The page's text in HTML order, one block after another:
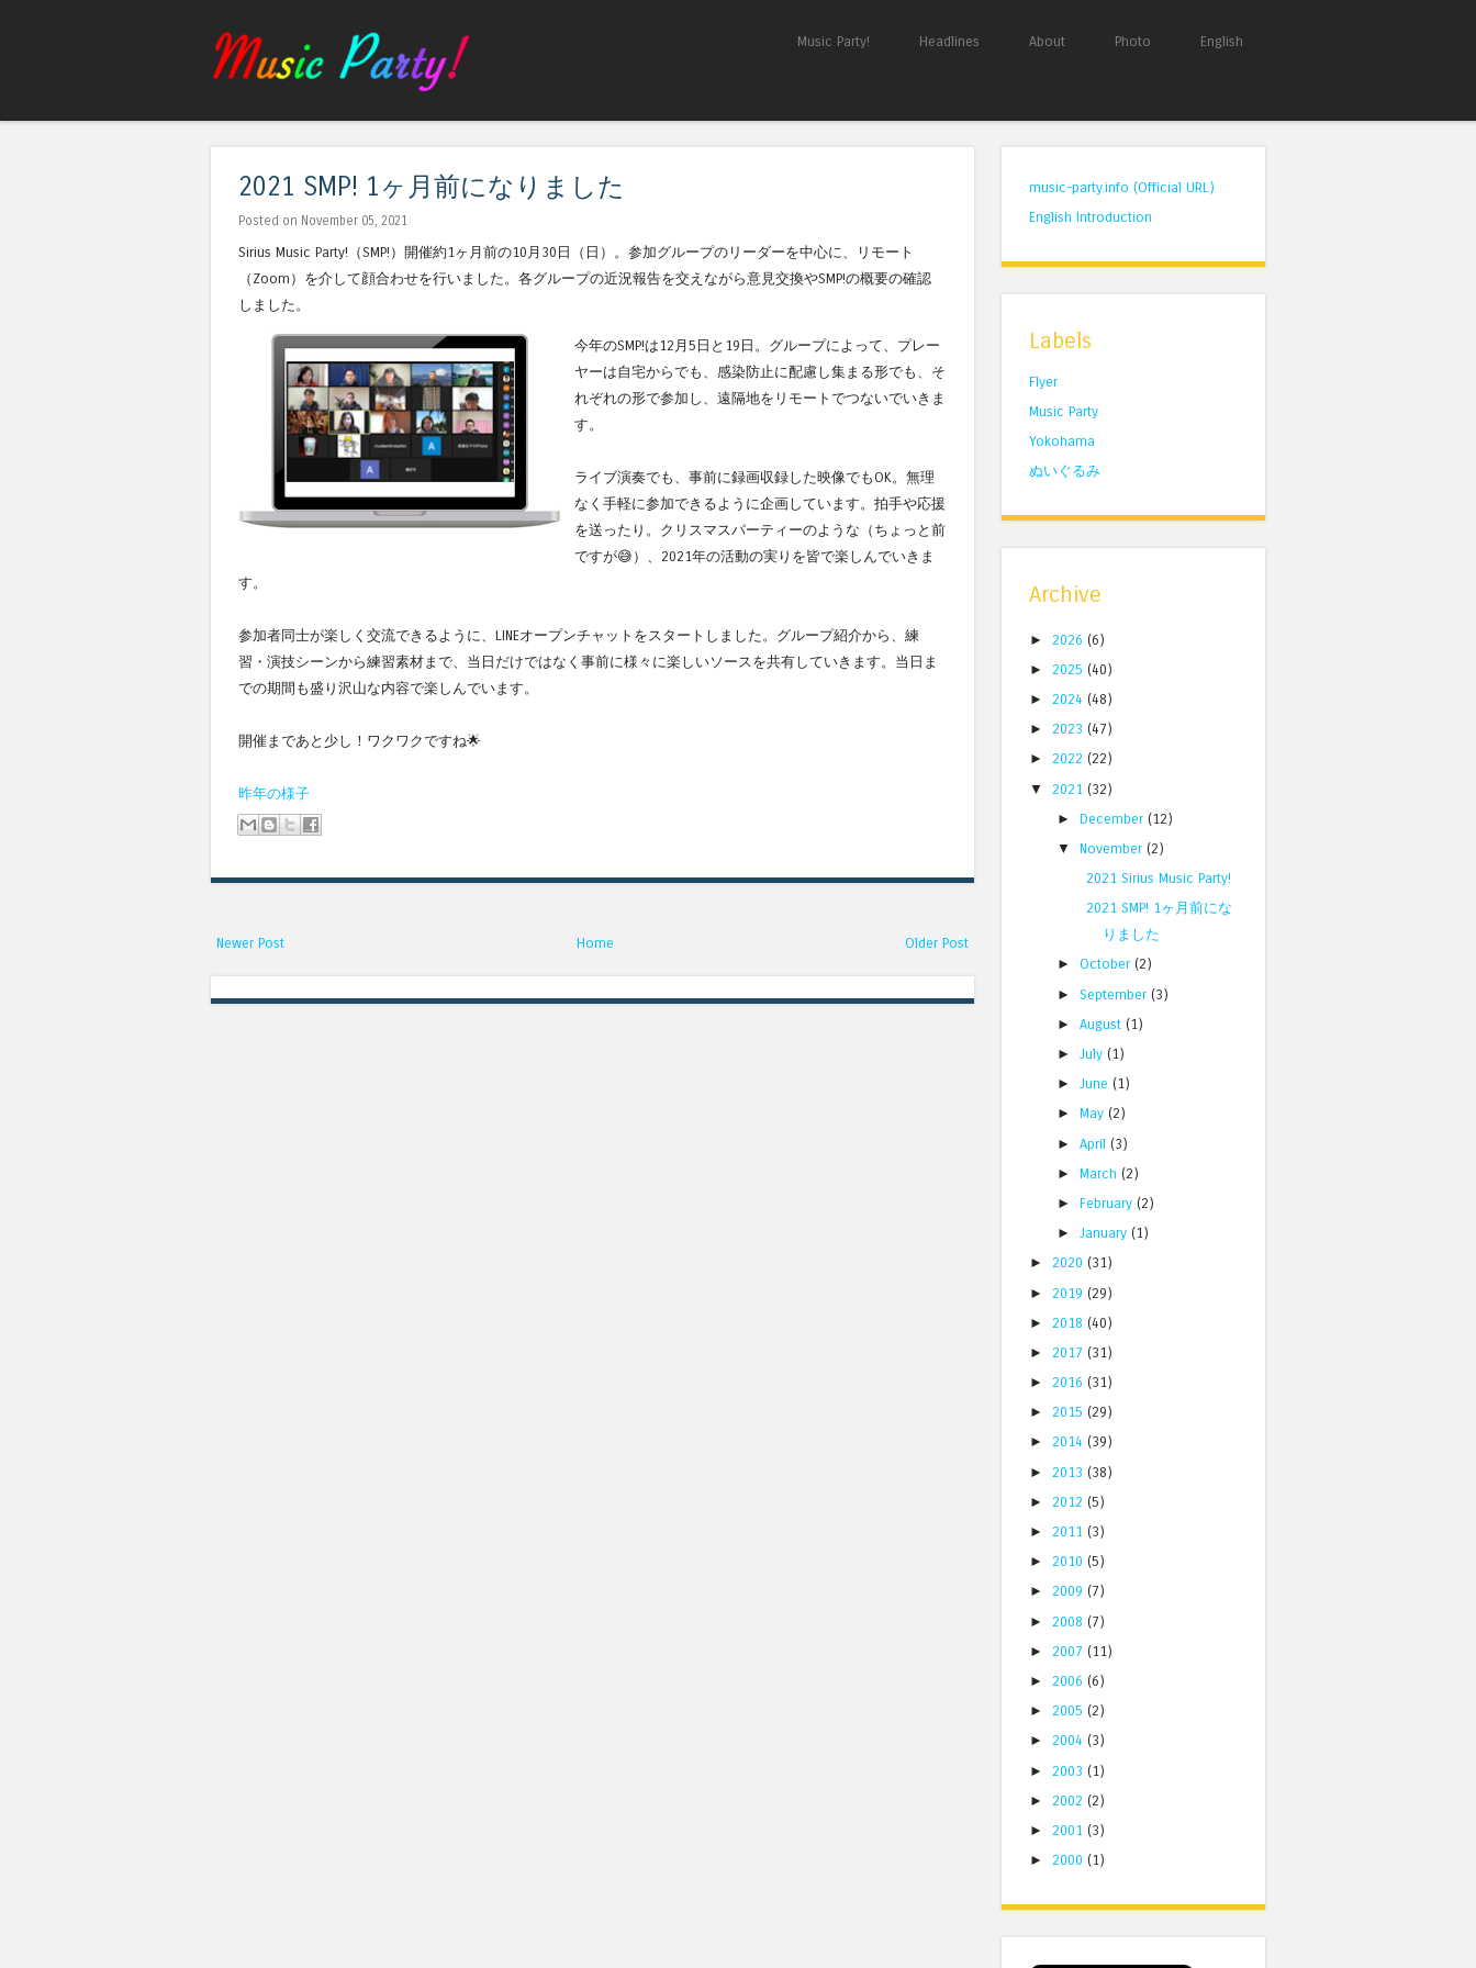
Skip to content
Music Party! Headlines About Photo English
2021 SMP! 1ヶ月前になりました
Posted on November 05, 2021
Sirius Music Party!（SMP!）開催約1ヶ月前の10月30日（日）。参加グループのリーダーを中心に、リモート
（Zoom）を介して顔合わせを行いました。各グループの近況報告を交えながら意見交換やSMP!の概要の確認
しました。
今年のSMP!は12月5日と19日。グループによって、プレー
ヤーは自宅からでも、感染防止に配慮し集まる形でも、そ
れぞれの形で参加し、遠隔地をリモートでつないでいきま
す。
ライブ演奏でも、事前に録画収録した映像でもOK。無理
なく手軽に参加できるように企画しています。拍手や応援
を送ったり。クリスマスパーティーのような（ちょっと前
ですが😅）、2021年の活動の実りを皆で楽しんでいきま
す。
参加者同士が楽しく交流できるように、LINEオープンチャットをスタートしました。グループ紹介から、練
習・演技シーンから練習素材まで、当日だけではなく事前に様々に楽しいソースを共有していきます。当日ま
での期間も盛り沢山な内容で楽しんでいます。
開催まであと少し！ワクワクですね🌟
昨年の様子
Newer Post Older Post
Home
music-party.info (Official URL)
English Introduction
Labels
Flyer
Music Party
Yokohama
ぬいぐるみ
Archive
► 2026 (6)
► 2025 (40)
► 2024 (48)
► 2023 (47)
► 2022 (22)
▼ 2021 (32)
►December (12)
▼November (2)
2021 Sirius Music Party!
2021 SMP! 1ヶ月前にな
りました
►October (2)
►September (3)
►August (1)
►July (1)
►June (1)
►May (2)
►April (3)
►March (2)
►February (2)
►January (1)
► 2020 (31)
► 2019 (29)
► 2018 (40)
► 2017 (31)
► 2016 (31)
► 2015 (29)
► 2014 (39)
► 2013 (38)
► 2012 (5)
► 2011 (3)
► 2010 (5)
► 2009 (7)
► 2008 (7)
► 2007 (11)
► 2006 (6)
► 2005 (2)
► 2004 (3)
► 2003 (1)
► 2002 (2)
► 2001 (3)
► 2000 (1)